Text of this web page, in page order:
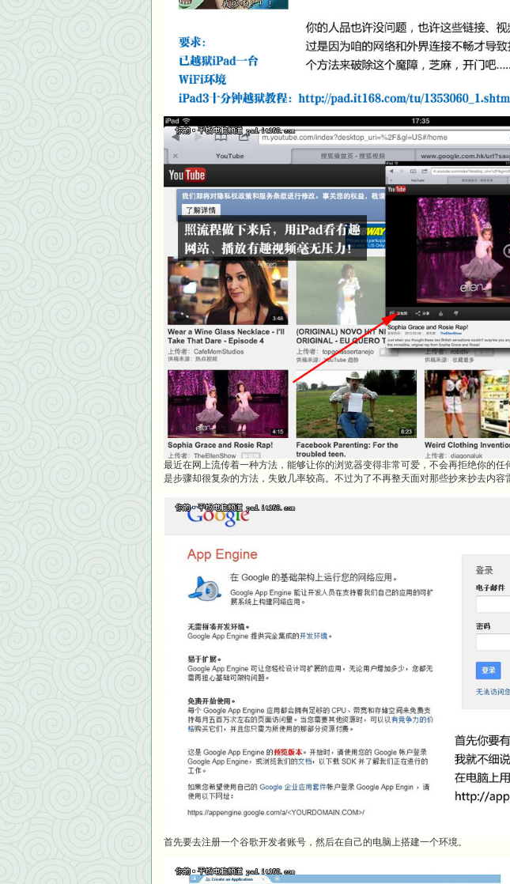
最近在网上流传着一种方法，能够让你的浏览器变得非常可爱，不会再拒绝你的
是步骤却很复杂的方法，失败几率较高。不过为了不再整天面对那些抄来抄去内容
首先要去注册一个谷歌开发者账号，然后在自己的电脑上搭建一个环境。